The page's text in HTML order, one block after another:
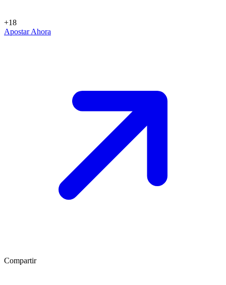
+18
Apostar Ahora
Compartir